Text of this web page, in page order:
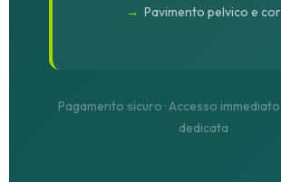
Pavimento pelvico e
Pagamento sicuro · Accesso immediato
dedicata